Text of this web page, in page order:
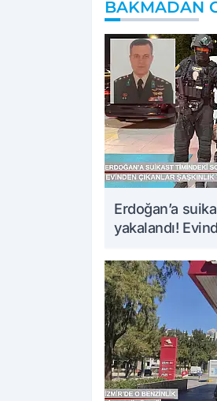
BAKMADAN
Erdoğan’a
yakalandı!